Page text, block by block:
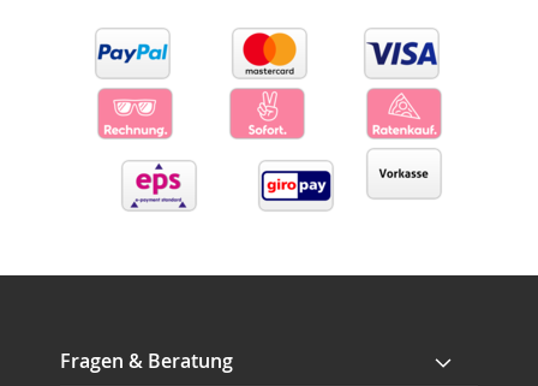
Fragen & Beratung